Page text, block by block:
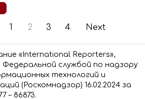
1 2 3 4 Next
«International Reporters»,
службой по надзору
технологий и
(Роскомнадзор) 16.02.2024 за
– 86873.